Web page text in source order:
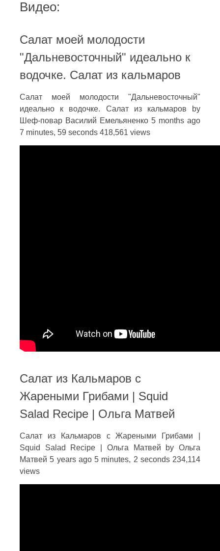
Видео:
Салат моей молодости
"Дальневосточный" идеально к
водочке. Салат из кальмаров
Салат моей молодости "Дальневосточный"
идеально к водочке. Салат из кальмаров by
Шеф-повар Василий Емельяненко 5 months ago
7 minutes, 59 seconds 418,561 views
Салат из Кальмаров с
Жареными Грибами | Squid
Salad Recipe | Ольга Матвей
Салат из Кальмаров с Жареными Грибами |
Squid Salad Recipe | Ольга Матвей by Ольга
Матвей 5 years ago 5 minutes, 2 seconds 234,114
views